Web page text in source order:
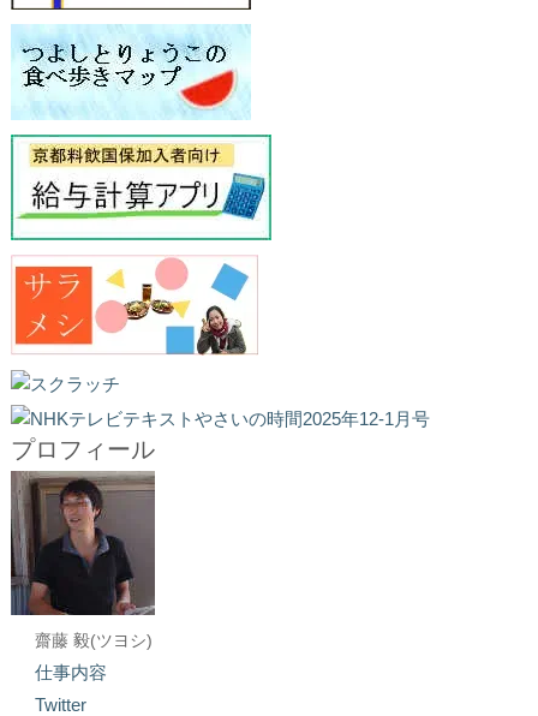
プロフィール
齋藤 毅(ツヨシ)
仕事内容
Twitter